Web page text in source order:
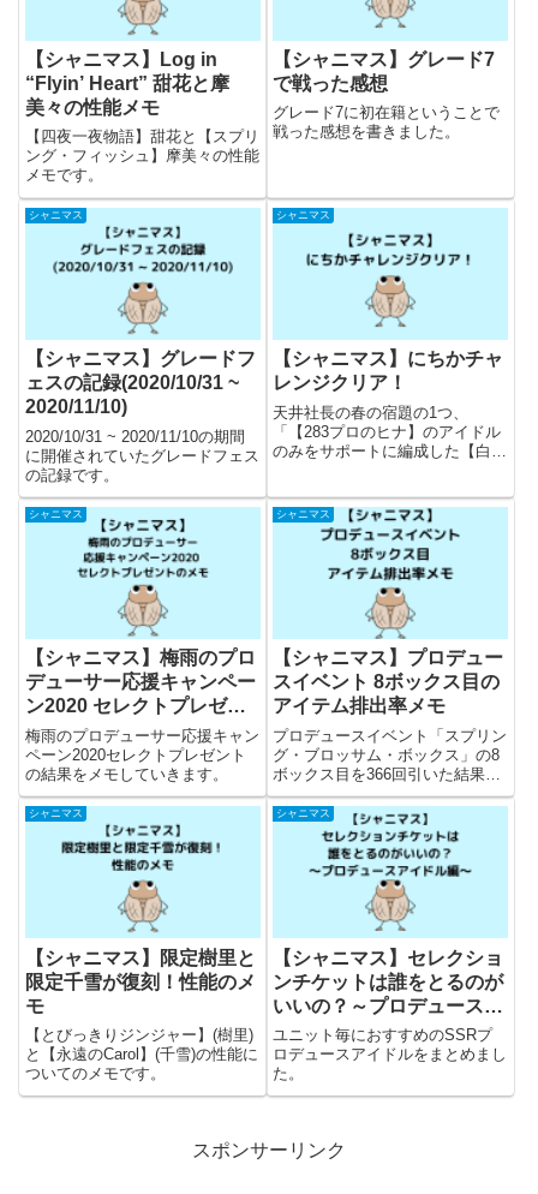
【シャニマス】Log in
“Flyin’ Heart” 甜花と摩
美々の性能メモ
【四夜一夜物語】甜花と【スプリ
ング・フィッシュ】摩美々の性能
メモです。
【シャニマス】グレード7
で戦った感想
グレード7に初在籍ということで
戦った感想を書きました。
シャニマス
【シャニマス】グレードフ
ェスの記録(2020/10/31 ~
2020/11/10)
2020/10/31 ~ 2020/11/10の期間
に開催されていたグレードフェス
の記録です。
シャニマス
【シャニマス】にちかチャ
レンジクリア！
天井社長の春の宿題の1つ、
「【283プロのヒナ】のアイドル
のみをサポートに編成した【白い
を誕生させよう」をクリアしまし
た。
シャニマス
【シャニマス】梅雨のプロ
デューサー応援キャンペー
ン2020 セレクトプレゼン
トのメモ
梅雨のプロデューサー応援キャン
ペーン2020セレクトプレゼント
の結果をメモしていきます。
シャニマス
【シャニマス】プロデュー
スイベント 8ボックス目の
アイテム排出率メモ
プロデュースイベント「スプリン
グ・ブロッサム・ボックス」の8
ボックス目を366回引いた結果の
メモです。
シャニマス
【シャニマス】限定樹里と
限定千雪が復刻！性能のメ
モ
【とびっきりジンジャー】(樹里)
と【永遠のCarol】(千雪)の性能に
ついてのメモです。
シャニマス
【シャニマス】セレクショ
ンチケットは誰をとるのが
いいの？～プロデュースア
イドル編～
ユニット毎におすすめのSSRプ
ロデュースアイドルをまとめまし
た。
スポンサーリンク